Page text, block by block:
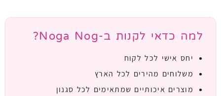
למה כדאי לקנות ב-Noga Nog?
יחס אישי לכל לקוח
משלוחים מהירים לכל הארץ
מוצרים איכותיים שמתאימים לכל סגנון